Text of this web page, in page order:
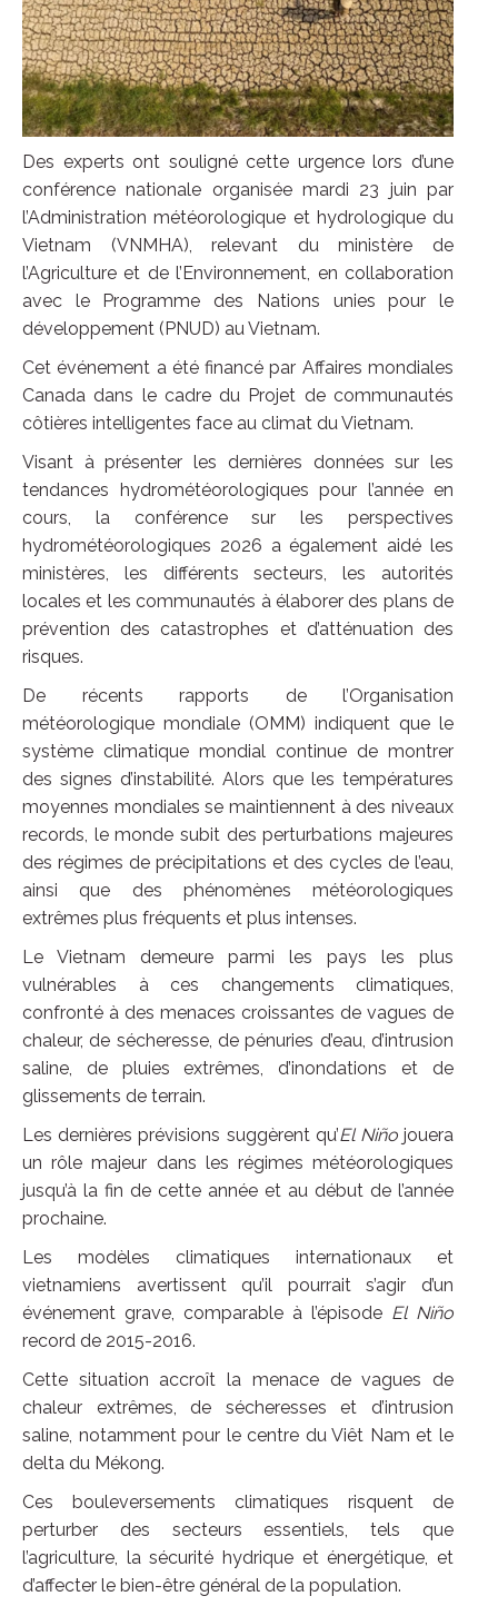
Des experts ont souligné cette urgence lors d’une
conférence nationale organisée mardi 23 juin par
l’Administration météorologique et hydrologique du
Vietnam (VNMHA), relevant du ministère de
l’Agriculture et de l’Environnement, en collaboration
avec le Programme des Nations unies pour le
développement (PNUD) au Vietnam.
Cet événement a été financé par Affaires mondiales
Canada dans le cadre du Projet de communautés
côtières intelligentes face au climat du Vietnam.
Visant à présenter les dernières données sur les
tendances hydrométéorologiques pour l’année en
cours, la conférence sur les perspectives
hydrométéorologiques 2026 a également aidé les
ministères, les différents secteurs, les autorités
locales et les communautés à élaborer des plans de
prévention des catastrophes et d’atténuation des
risques.
De récents rapports de l’Organisation
météorologique mondiale (OMM) indiquent que le
système climatique mondial continue de montrer
des signes d’instabilité. Alors que les températures
moyennes mondiales se maintiennent à des niveaux
records, le monde subit des perturbations majeures
des régimes de précipitations et des cycles de l’eau,
ainsi que des phénomènes météorologiques
extrêmes plus fréquents et plus intenses.
Le Vietnam demeure parmi les pays les plus
vulnérables à ces changements climatiques,
confronté à des menaces croissantes de vagues de
chaleur, de sécheresse, de pénuries d’eau, d’intrusion
saline, de pluies extrêmes, d’inondations et de
glissements de terrain.
Les dernières prévisions suggèrent qu’El Niñojouera
un rôle majeur dans les régimes météorologiques
jusqu’à la fin de cette année et au début de l’année
prochaine.
Les modèles climatiques internationaux et
vietnamiens avertissent qu’il pourrait s’agir d’un
événement grave, comparable à l’épisode El Niño
record de 2015-2016.
Cette situation accroît la menace de vagues de
chaleur extrêmes, de sécheresses et d’intrusion
saline, notamment pour le centre du Viêt Nam et le
delta du Mékong.
Ces bouleversements climatiques risquent de
perturber des secteurs essentiels, tels que
l’agriculture, la sécurité hydrique et énergétique, et
d’affecter le bien-être général de la population.